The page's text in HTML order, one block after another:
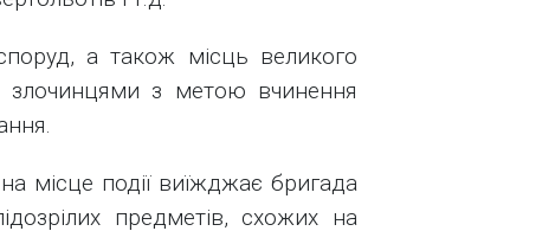
а також місць великого
з метою вчинення
місце події виїжджає бригада
предметів, схожих на